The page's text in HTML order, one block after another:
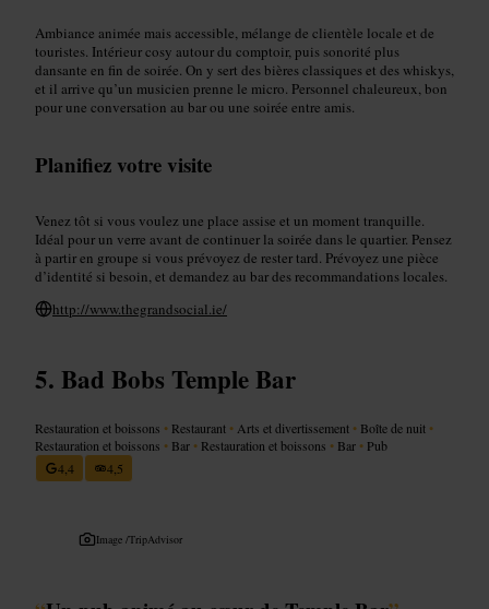
Ambiance animée mais accessible, mélange de clientèle locale et de
touristes. Intérieur cosy autour du comptoir, puis sonorité plus
dansante en fin de soirée. On y sert des bières classiques et des whiskys,
et il arrive qu’un musicien prenne le micro. Personnel chaleureux, bon
pour une conversation au bar ou une soirée entre amis.
Planifiez votre visite
Venez tôt si vous voulez une place assise et un moment tranquille.
Idéal pour un verre avant de continuer la soirée dans le quartier. Pensez
à partir en groupe si vous prévoyez de rester tard. Prévoyez une pièce
d’identité si besoin, et demandez au bar des recommandations locales.
http://www.thegrandsocial.ie/
Bad Bobs Temple Bar
Restauration et boissons • Restaurant • Arts et divertissement • Boîte de nuit •
Restauration et boissons • Bar • Restauration et boissons • Bar • Pub
4,4
4,5
Image /TripAdvisor